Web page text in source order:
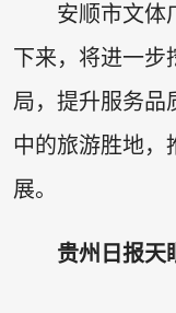
安顺市文体
下来，将进一步
局，提升服务品
中的旅游胜地，
展。
贵州日报天